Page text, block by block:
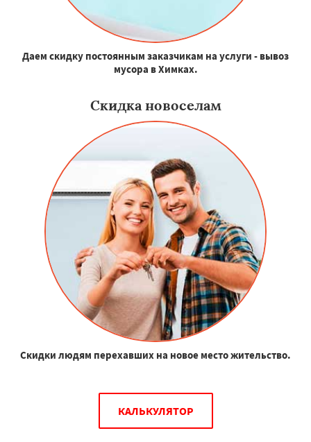
Даем скидку постоянным заказчикам на услуги - вывоз
мусора в Химках.
Скидка новоселам
Скидки людям перехавших на новое место жительство.
КАЛЬКУЛЯТОР